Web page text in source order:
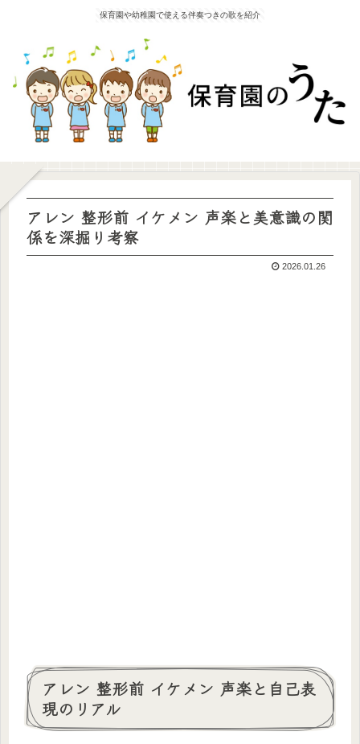
保育園や幼稚園で使える伴奏つきの歌を紹介
アレン 整形前 イケメン 声楽と美意識の関
係を深掘り考察
2026.01.26
アレン 整形前 イケメン 声楽と自己表
現のリアル